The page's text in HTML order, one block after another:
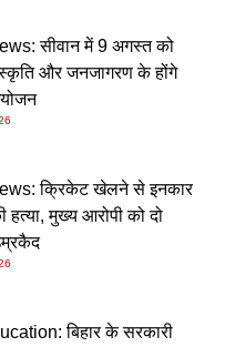
सीवान में 9 अगस्त को
और जनजागरण के होंगे
क्रिकेट खेलने से इनकार
मुख्य आरोपी को दो
बिहार के सरकारी